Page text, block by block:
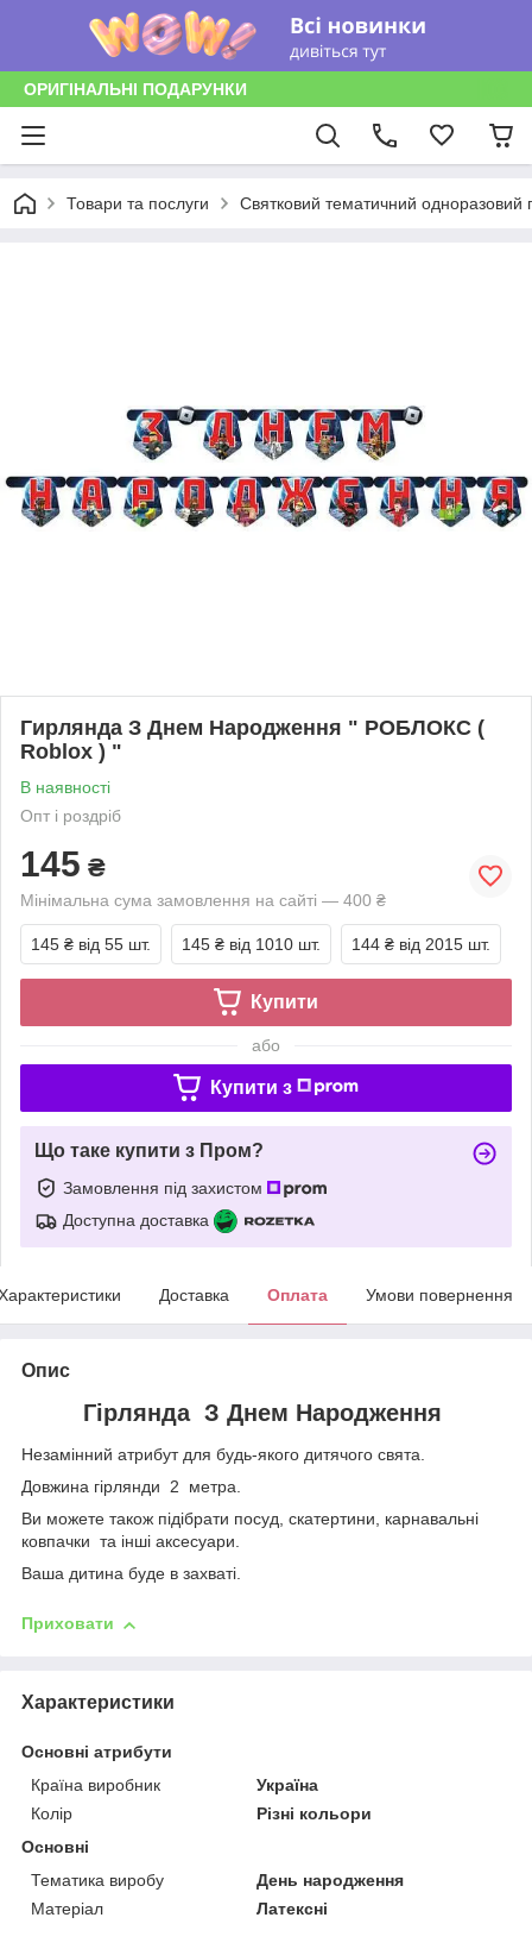
ОРИГІНАЛЬНІ ПОДАРУНКИ
Товари та послуги Святковий тематичний одноразовий
Гирлянда З Днем Народження " РОБЛОКС (
Roblox ) "
В наявності
Опт і роздріб
145 ₴
Мінімальна сума замовлення на сайті — 400 ₴
145 ₴ від 55 шт. 145 ₴ від 1010 шт. 144 ₴ від 2015 шт.
Купити
або
Купити з
Що таке купити з Пром?
Замовлення під захистом
Доступна доставка
Доставка Оплата Умови повернення
Опис
Гірлянда З Днем Народження
Незамінний атрибут для будь-якого дитячого свята.
Довжина гірлянди 2 метра.
Ви можете також підібрати посуд, скатертини, карнавальні
ковпачки та інші аксесуари.
Ваша дитина буде в захваті.
Приховати
Характеристики
Основні атрибути
Країна виробник
Україна
Колір
Різні кольори
Основні
Тематика виробу
День народження
Матеріал
Латексні